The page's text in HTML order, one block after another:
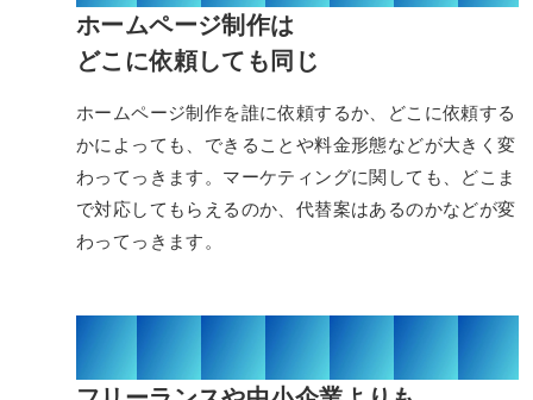
ホームページ制作は
どこに依頼しても同じ
ホームページ制作を誰に依頼するか、どこに依頼する
かによっても、できることや料金形態などが大きく変
わってっきます。マーケティングに関しても、どこま
で対応してもらえるのか、代替案はあるのかなどが変
わってっきます。